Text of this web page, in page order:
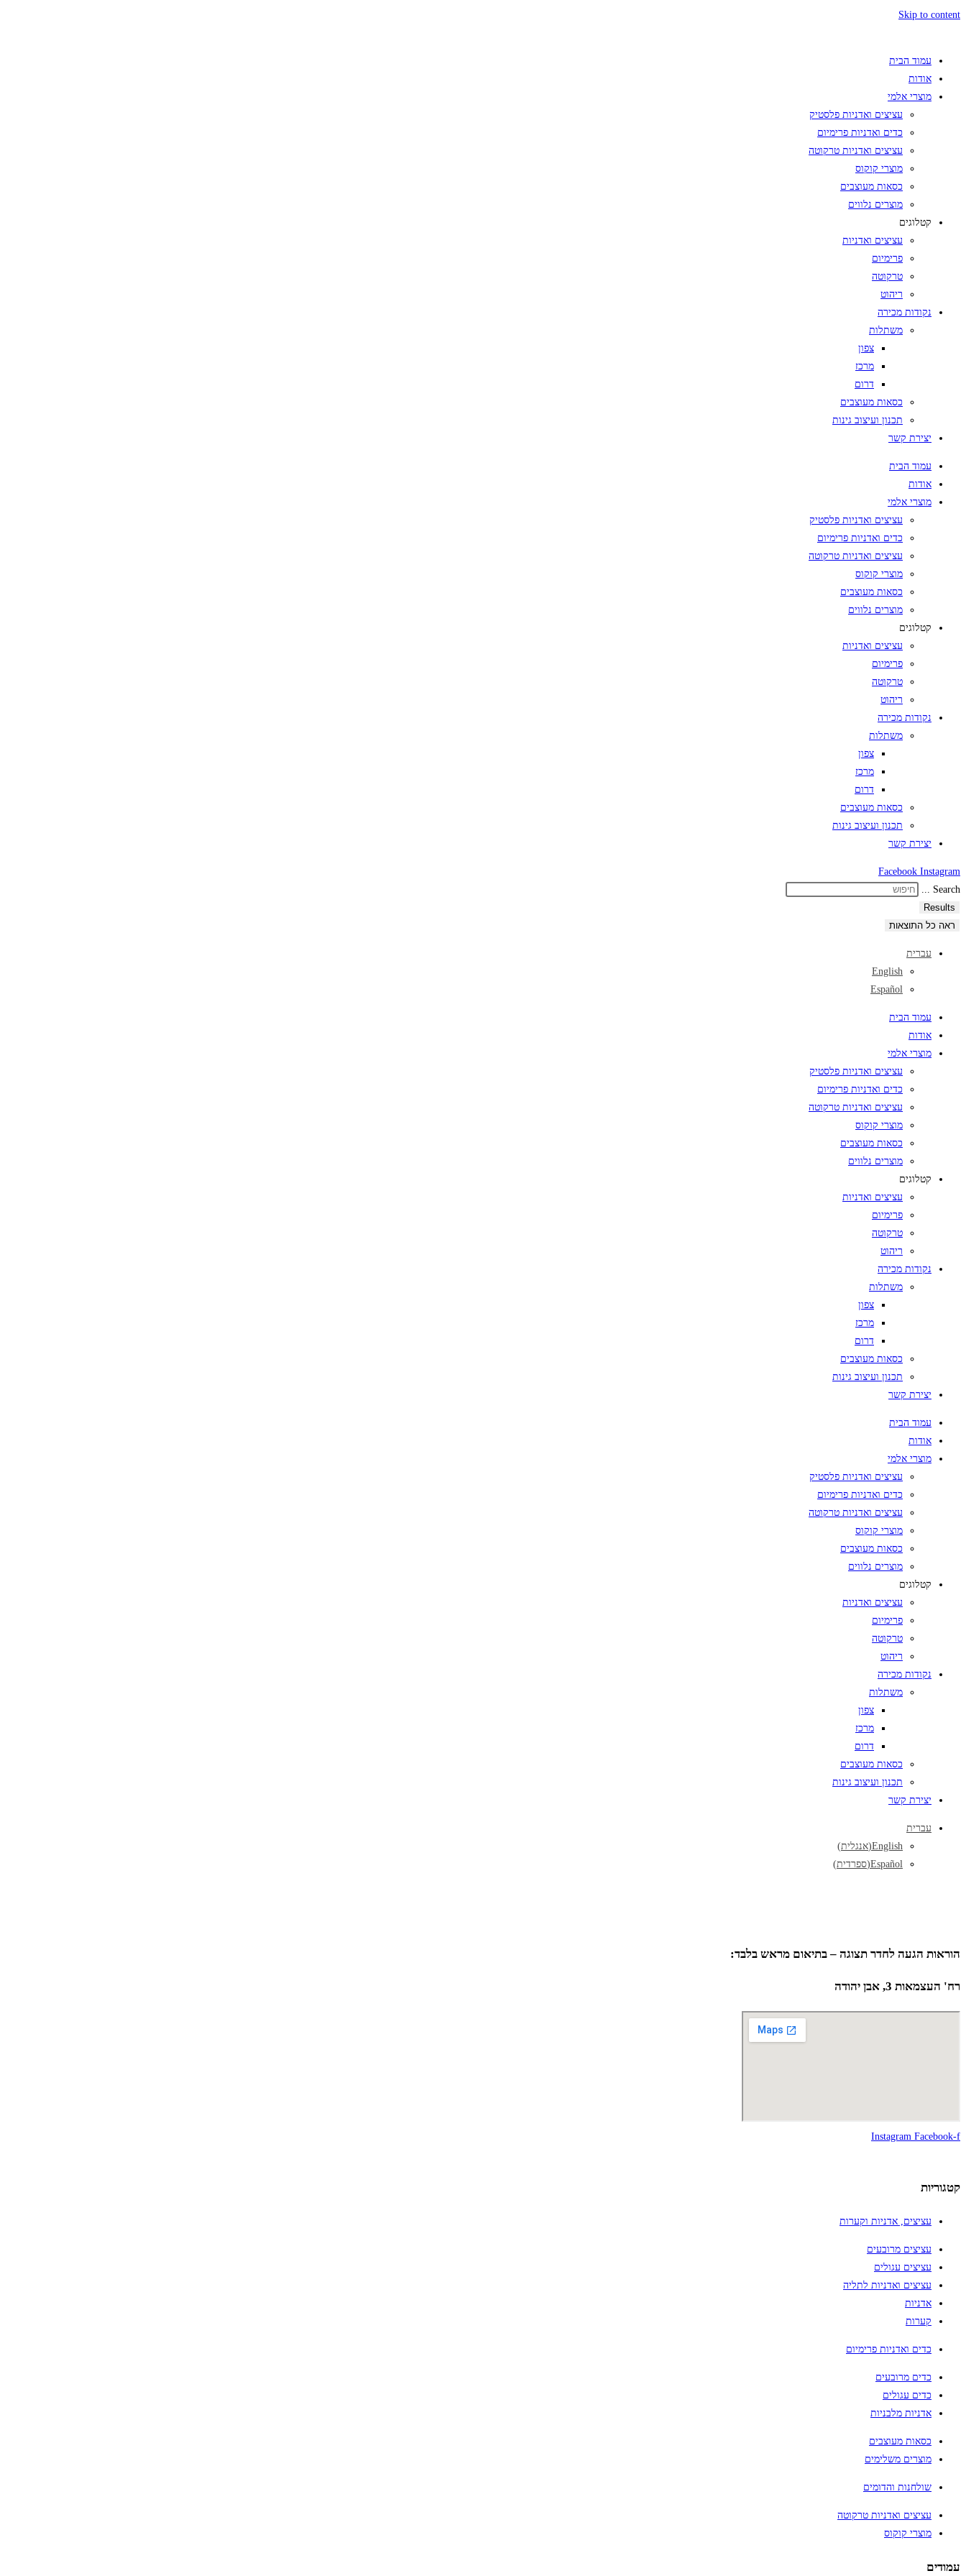
Skip to content
עמוד הבית
אודות
מוצרי אלמי
עציצים ואדניות פלסטיק
כדים ואדניות פרימיום
עציצים ואדניות טרקוטה
מוצרי קוקוס
כסאות מעוצבים
מוצרים נלווים
קטלוגים
עציצים ואדניות
פרימיום
טרקוטה
ריהוט
נקודות מכירה
משתלות
צפון
מרכז
דרום
כסאות מעוצבים
תכנון ועיצוב גינות
יצירת קשר
עמוד הבית
אודות
מוצרי אלמי
עציצים ואדניות פלסטיק
כדים ואדניות פרימיום
עציצים ואדניות טרקוטה
מוצרי קוקוס
כסאות מעוצבים
מוצרים נלווים
קטלוגים
עציצים ואדניות
פרימיום
טרקוטה
ריהוט
נקודות מכירה
משתלות
צפון
מרכז
דרום
כסאות מעוצבים
תכנון ועיצוב גינות
יצירת קשר
Facebook Instagram
Search ...
Results
ראה כל התוצאות
עברית
English
Español
עמוד הבית
אודות
מוצרי אלמי
עציצים ואדניות פלסטיק
כדים ואדניות פרימיום
עציצים ואדניות טרקוטה
מוצרי קוקוס
כסאות מעוצבים
מוצרים נלווים
קטלוגים
עציצים ואדניות
פרימיום
טרקוטה
ריהוט
נקודות מכירה
משתלות
צפון
מרכז
דרום
כסאות מעוצבים
תכנון ועיצוב גינות
יצירת קשר
עמוד הבית
אודות
מוצרי אלמי
עציצים ואדניות פלסטיק
כדים ואדניות פרימיום
עציצים ואדניות טרקוטה
מוצרי קוקוס
כסאות מעוצבים
מוצרים נלווים
קטלוגים
עציצים ואדניות
פרימיום
טרקוטה
ריהוט
נקודות מכירה
משתלות
צפון
מרכז
דרום
כסאות מעוצבים
תכנון ועיצוב גינות
יצירת קשר
עברית
English
(אנגלית)
Español
(ספרדית)
הוראות הגעה לחדר תצוגה – בתיאום מראש בלבד:
רח' העצמאות 3, אבן יהודה
Instagram Facebook-f
קטגוריות
עציצים, אדניות וקערות
עציצים מרובעים
עציצים עגולים
עציצים ואדניות לתליה
אדניות
קערות
כדים ואדניות פרימיום
כדים מרובעים
כדים עגולים
אדניות מלבניות
כסאות מעוצבים
מוצרים משלימים
שולחנות והדומים
עציצים ואדניות טרקוטה
מוצרי קוקוס
עמודים